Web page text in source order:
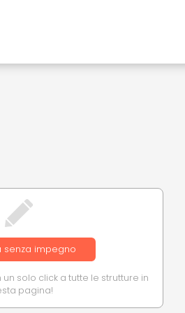
senza impegno
solo click a tutte le strutture in
pagina!